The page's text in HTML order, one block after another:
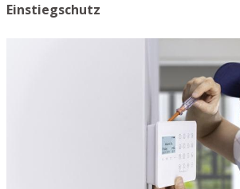
Einstiegschutz